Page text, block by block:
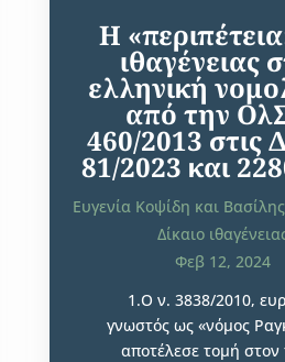
Η
ιθαγένειας
ελληνική
από την
460/2013 στις
81/2023 και
Ευγενία Κοψίδη και
Δίκαιο
Φεβ 12, 2024
1.O ν. 3838/2010,
γνωστός ως «νόμος
αποτέλεσε τομή στον